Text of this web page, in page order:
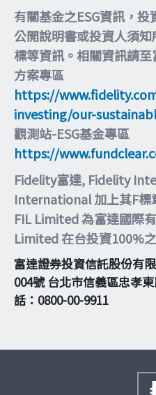
有關基金之ESG資訊，
公開說明書或投資人須
標等資訊。相關資訊請
方案專區
https://
investing/our-
觀測站-ESG基金專區
https://
Fidelity富達, Fidelity
International 加上其F標
FIL Limited 為富達國際
Limited 在台投資100%
富達證券投資信託股份有
004號 台北市信義區忠孝
話：0800-00-9911